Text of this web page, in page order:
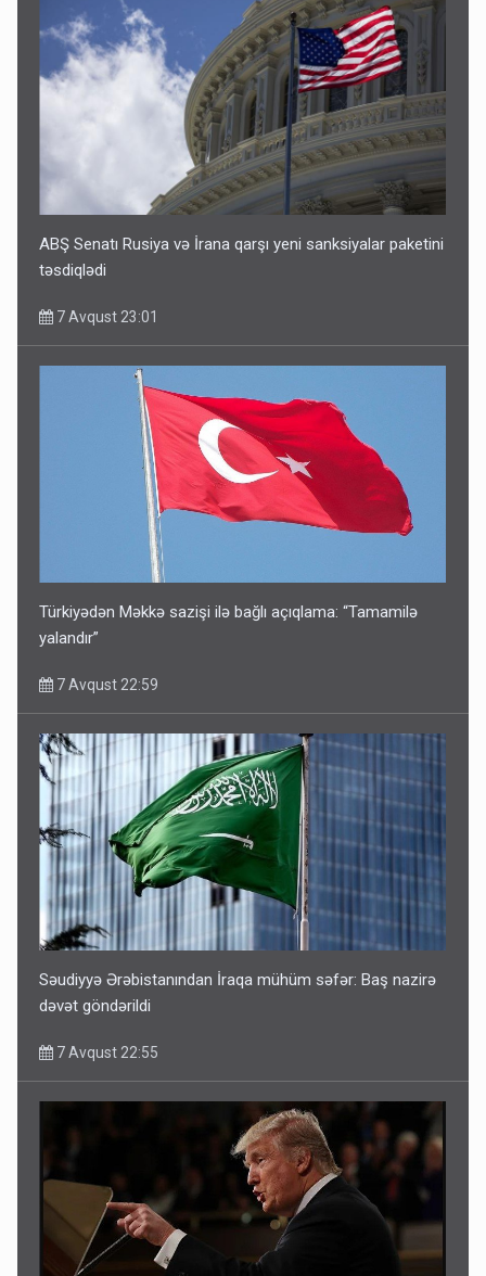
ABŞ Senatı Rusiya və İrana qarşı yeni sanksiyalar paketini
təsdiqlədi
7 Avqust 23:01
Türkiyədən Məkkə sazişi ilə bağlı açıqlama: “Tamamilə
yalandır”
7 Avqust 22:59
Səudiyyə Ərəbistanından İraqa mühüm səfər: Baş nazirə
dəvət göndərildi
7 Avqust 22:55